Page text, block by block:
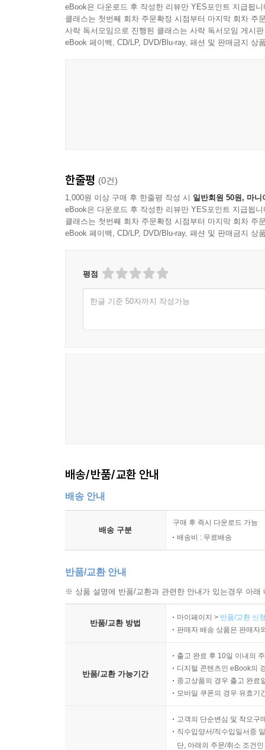
1절. 귀여움은 결함을 안전하게 바꾸는 감정 장치
2절. 불쾌함은 왜 쉽게 방어 반응을 부르는가
3절. 문화권과 세대가 경계를 다르게 긋는 이유
11장. 좋은 디자인은 보기 좋은 것만으로 충분한가
1절. 보기 좋음과 쓰기 좋음이 만나는 자리
2절. 잊히지 않음이 항상 좋은 결과는 아닌 이유
3절. 브랜드가 감당할 수 있는 불협화음의 크기
4절. 좋은 디자인을 기억, 신뢰, 사용성으로 다시 묻
12장. 못생긴 디자인이 기억할 이유를 만들 때
1절. 못생겨서가 아니라 맥락이 있어서 남는 디자인
2절. 어색함이 브랜드 약속을 강화하는 조건
eBook은 다운로드 후 작성한 리뷰만 YES포인트 지급됩니
클래스는 첫번째 회차 주문확정 시점부터 마지막 회차 주
사락 독서모임으로 진행된 클래스는 사락 독서모임 게시
eBook 페이백, CD/LP, DVD/Blu-ray, 패션 및 판매금지 상
한줄평 (0건)
1,000원 이상 구매 후 한줄평 작성 시 일반회원 50원, 마니
eBook은 다운로드 후 작성한 리뷰만 YES포인트 지급됩니
클래스는 첫번째 회차 주문확정 시점부터 마지막 회차 주
eBook 페이백, CD/LP, DVD/Blu-ray, 패션 및 판매금지 상
평점
한글 기준 50자까지 작성가능
배송/반품/교환 안내
배송 안내
배송 구분
구매 후 즉시 다운로드 가능
배송비 : 무료배송
반품/교환 안내
※ 상품 설명에 반품/교환과 관련한 안내가 있는경우 아
반품/교환 방법
마이페이지 > 반품/교환 신
판매자 배송 상품은 판매자
반품/교환 가능기간
출고 완료 후 10일 이내의
디지털 콘텐츠인 eBook의
중고상품의 경우 출고 완료
모바일 쿠폰의 경우 유효기
고객의 단순변심 및 착오구
직수입양서/직수입일서중
단, 아래의 주문/취소 조건